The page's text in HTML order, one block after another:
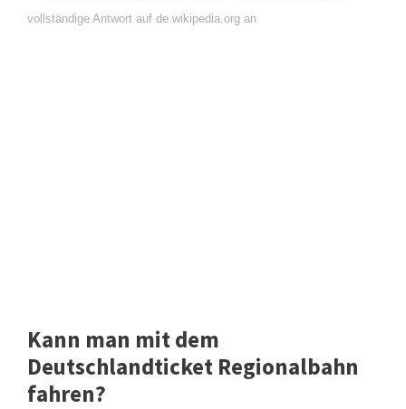
vollständige Antwort auf de.wikipedia.org an
Kann man mit dem
Deutschlandticket Regionalbahn
fahren?